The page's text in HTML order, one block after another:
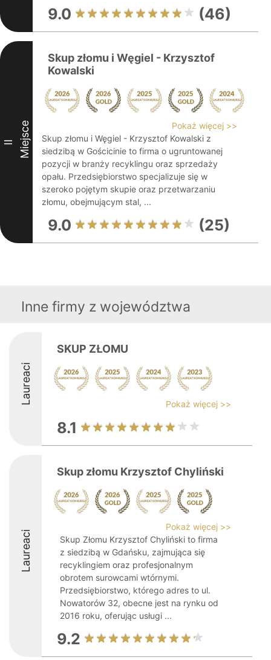
9.0 (46)
II Miejsce
Skup złomu i Węgiel - Krzysztof
Kowalski
Pokaż więcej >>
Skup złomu i Węgiel - Krzysztof Kowalski z
siedzibą w Gościcinie to firma o ugruntowanej
pozycji w branży recyklingu oraz sprzedaży
opału. Przedsiębiorstwo specjalizuje się w
szeroko pojętym skupie oraz przetwarzaniu
złomu, obejmującym stal, ...
9.0 (25)
Inne firmy z województwa
Laureaci
SKUP ZŁOMU
Pokaż więcej >>
8.1
Laureaci
Skup złomu Krzysztof Chyliński
Pokaż więcej >>
Skup Złomu Krzysztof Chyliński to firma
z siedzibą w Gdańsku, zajmująca się
recyklingiem oraz profesjonalnym
obrotem surowcami wtórnymi.
Przedsiębiorstwo, którego adres to ul.
Nowatorów 32, obecne jest na rynku od
2016 roku, oferując usługi ...
9.2